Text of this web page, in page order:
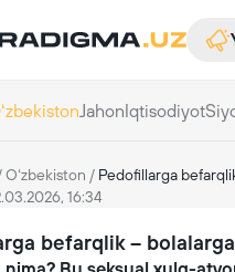
JahonIqtisodiyot
Oʻzbekiston / Pedofillarga
16:34
befarqlik –